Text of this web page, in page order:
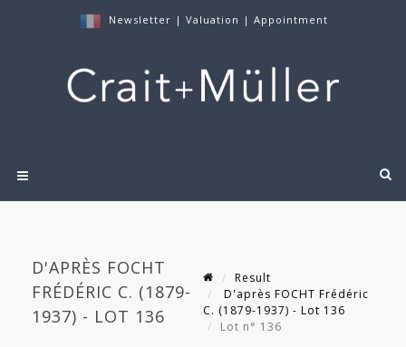
Newsletter | Valuation | Appointment
D'APRÈS FOCHT
FRÉDÉRIC C. (1879-
1937) - LOT 136
Result
D'après FOCHT Frédéric
C. (1879-1937) - Lot 136
Lot n° 136